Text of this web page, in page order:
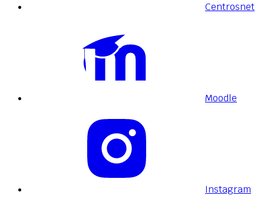
Centrosnet
Moodle
Instagram